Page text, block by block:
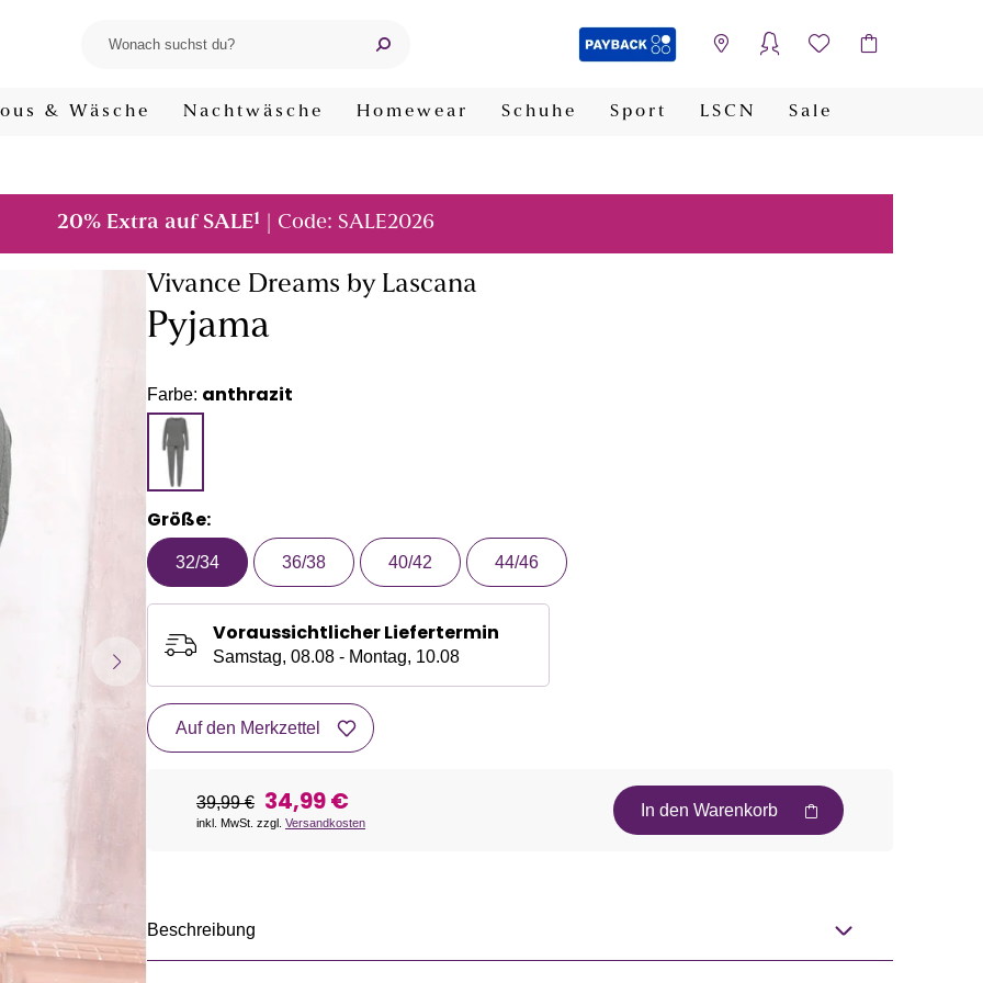
& Wäsche Nachtwäsche Homewear Schuhe Sport LSCN Sale
20% Extra auf SALE1 | Code: SALE2026
Vivance Dreams by Lascana
Pyjama
Farbe: anthrazit
Größe:
32/34 36/38 40/42 44/46
Voraussichtlicher Liefertermin
Samstag, 08.08 - Montag, 10.08
Auf den Merkzettel
39,99 € 34,99 €
inkl. MwSt. zzgl. Versandkosten
In den Warenkorb
Beschreibung